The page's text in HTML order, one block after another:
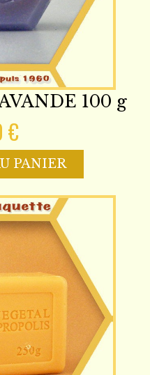
100 g
€
PANIER